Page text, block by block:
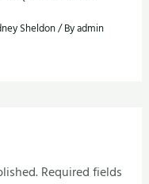
Sheldon/ Byadmin
Required fields